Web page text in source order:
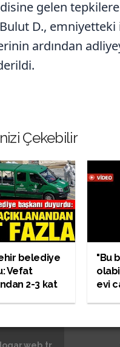
gelen
D., emniyetteki
ardından
Çekebilir
belediye
Vefat
2-3 kat
"Bu
evi